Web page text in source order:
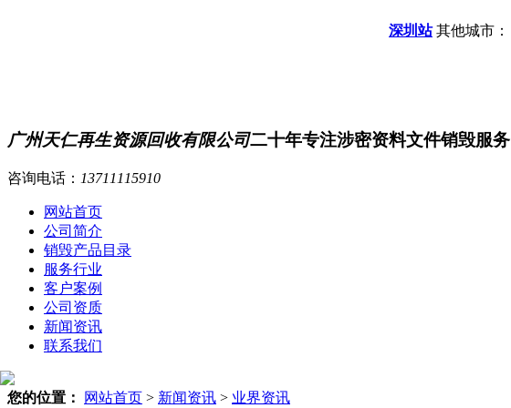
深圳站其他城市：
广州天仁再生资源回收有限公司二十年专注涉密资料文件销毁服务
咨询电话： 13711115910
网站首页
公司简介
销毁产品目录
服务行业
客户案例
公司资质
新闻资讯
联系我们
您的位置： 网站首页 > 新闻资讯 > 业界资讯